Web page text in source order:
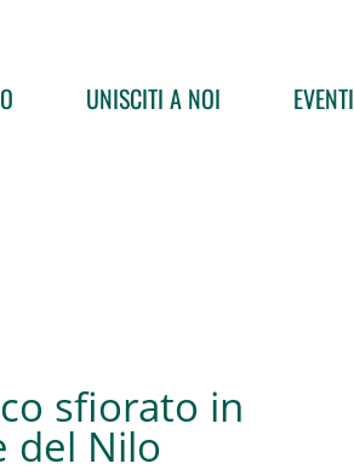
UNISCITI A NOI EVENTI
sfiorato in
del Nilo